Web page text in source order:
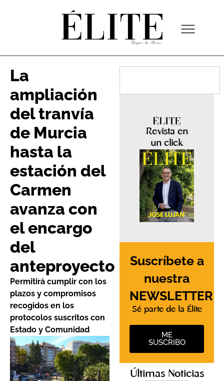
La
ampliación
del tranvía
de Murcia
hasta la
estación del
Carmen
avanza con
el encargo
del
anteproyecto
Permitirá cumplir con los
plazos y compromisos
recogidos en los
protocolos suscritos con
Estado y Comunidad
Revista en
un click
Suscríbete a
nuestra
NEWSLETTER
Sé parte de la Élite
ME
SUSCRIBO
Últimas Noticias